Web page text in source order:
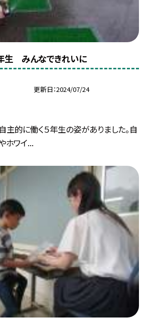
年生 みんなできれいに
更新日 2024/07/24
主的に働く５年生の姿がありました。自
ホワイ...